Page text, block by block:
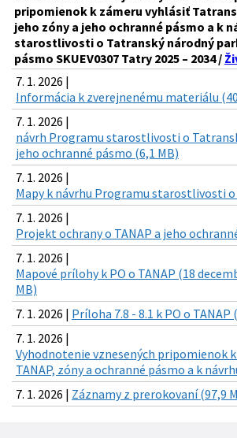
pripomienok k zámeru vyhlásiť
jeho zóny a jeho ochranné pásmo a k
starostlivosti o Tatranský národný
pásmo SKUEV0307 Tatry 2025 – 2034 /
7. 1. 2026 |
Informácia k zverejnenému materiálu
7. 1. 2026 |
návrh Programu starostlivosti o
jeho ochranné pásmo (6,1 MB)
7. 1. 2026 |
Mapy k návrhu Programu starostlivosti o
7. 1. 2026 |
Projekt ochrany o TANAP a jeho
7. 1. 2026 |
Mapové prílohy k PO o TANAP (18
MB)
7. 1. 2026 | Príloha 7.8 - 8.1 k PO o TANAP
7. 1. 2026 |
Vyhodnotenie vznesených pripomienok
TANAP, zóny a ochranné pásmo a k
7. 1. 2026 | Záznamy z prerokovaní (97,9